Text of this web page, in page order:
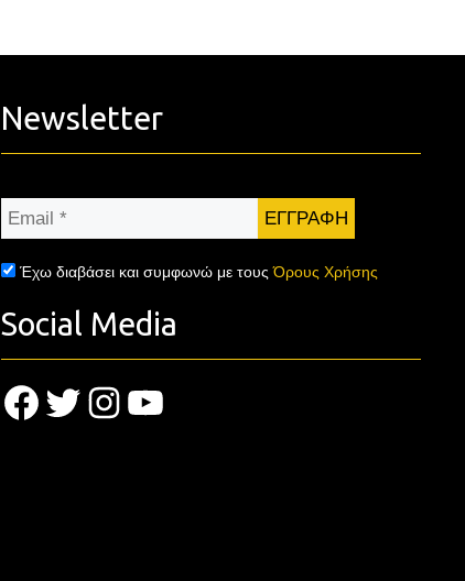
Newsletter
Email
Έχω διαβάσει και συμφωνώ με τουςΌρους Χρήσης
Social Media
Facebook
TwitterInstagram
YouTube